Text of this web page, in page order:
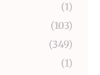
(1)
(103)
(349)
(1)